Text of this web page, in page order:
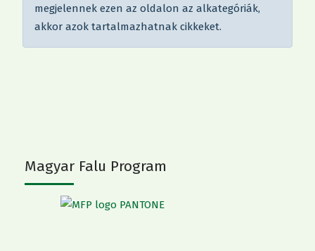
Magyar Falu Program
megjelennek ezen az oldalon az alkategóriák,
akkor azok tartalmazhatnak cikkeket.